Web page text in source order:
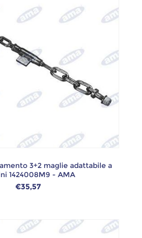
3+2 maglie adattabile a
1424008M9 - AMA
€35,57